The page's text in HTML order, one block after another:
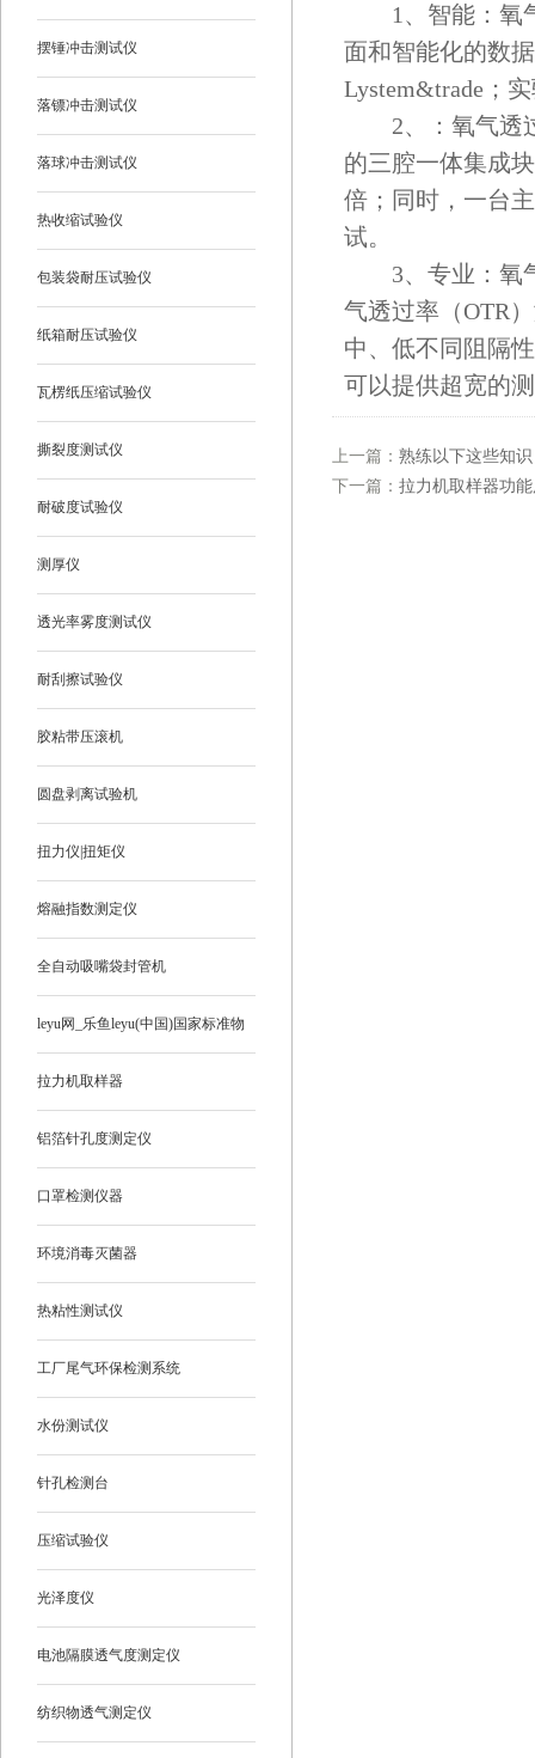
摆锤冲击测试仪
落镖冲击测试仪
落球冲击测试仪
热收缩试验仪
包装袋耐压试验仪
纸箱耐压试验仪
瓦楞纸压缩试验仪
撕裂度测试仪
耐破度试验仪
测厚仪
透光率雾度测试仪
耐刮擦试验仪
胶粘带压滚机
圆盘剥离试验机
扭力仪|扭矩仪
熔融指数测定仪
全自动吸嘴袋封管机
leyu网_乐鱼leyu(中国)国家标准物
质
拉力机取样器
铝箔针孔度测定仪
口罩检测仪器
环境消毒灭菌器
热粘性测试仪
工厂尾气环保检测系统
水份测试仪
针孔检测台
压缩试验仪
光泽度仪
电池隔膜透气度测定仪
纺织物透气测定仪
1、智能：氧气
面和智能化的数
Lystem&trade；
2、：氧气透过
的三腔一体集成
倍；同时，一台
试。
3、专业：氧气
气透过率（OTR
中、低不同阻隔
可以提供超宽的
上一篇： 熟练以下这些知
下一篇： 拉力机取样器功